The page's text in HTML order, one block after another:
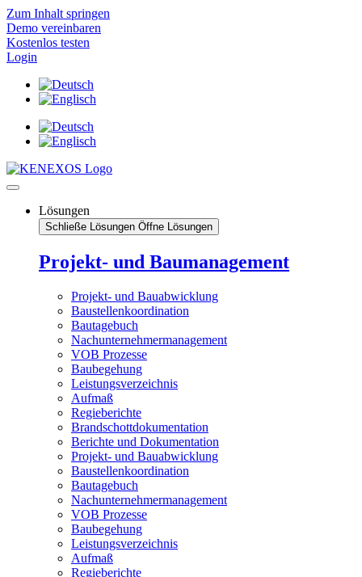
Zum Inhalt springen
Demo vereinbaren
Kostenlos testen
Login
Lösungen
Schließe Lösungen Öffne Lösungen
Projekt- und Baumanagement
Projekt- und Bauabwicklung
Baustellenkoordination
Bautagebuch
Nachunternehmermanagement
VOB Prozesse
Baubegehung
Leistungsverzeichnis
Aufmaß
Regieberichte
Brandschottdokumentation
Berichte und Dokumentation
Projekt- und Bauabwicklung
Baustellenkoordination
Bautagebuch
Nachunternehmermanagement
VOB Prozesse
Baubegehung
Leistungsverzeichnis
Aufmaß
Regieberichte